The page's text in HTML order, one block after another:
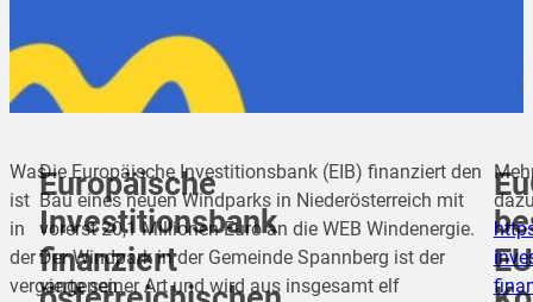
Was
ist
in
der
vergangenen
Europäische
Investitionsbank
finanziert
Die Europäische Investitionsbank (EIB) finanziert den
Bau eines neuen Windparks in Niederösterreich mit
vorerst 20,1 Millionen Euro an die WEB Windenergie.
Der Windpark in der Gemeinde Spannberg ist der
vierte seiner Art und wird aus insgesamt elf